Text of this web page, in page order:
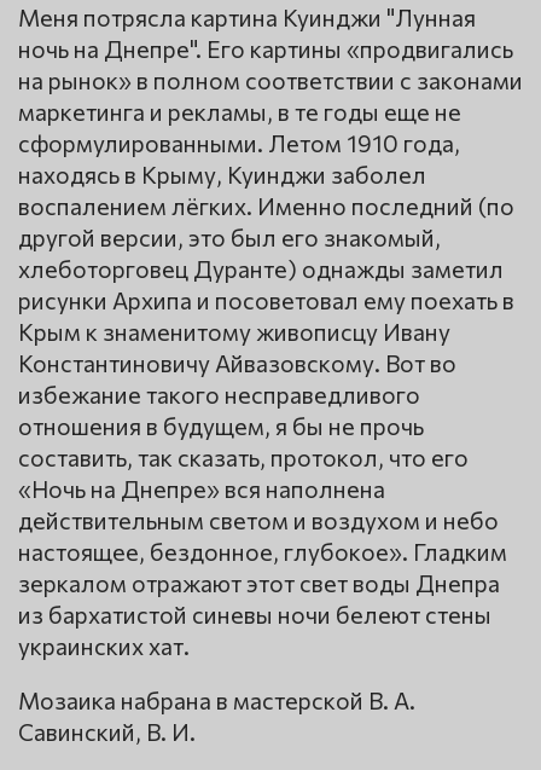
Меня потрясла картина Куинджи "Лунная
ночь на Днепре". Его картины «продвигались
на рынок» в полном соответствии с законами
маркетинга и рекламы, в те годы еще не
сформулированными. Летом 1910 года,
находясь в Крыму, Куинджи заболел
воспалением лёгких. Именно последний (по
другой версии, это был его знакомый,
хлеботорговец Дуранте) однажды заметил
рисунки Архипа и посоветовал ему поехать в
Крым к знаменитому живописцу Ивану
Константиновичу Айвазовскому. Вот во
избежание такого несправедливого
отношения в будущем, я бы не прочь
составить, так сказать, протокол, что его
«Ночь на Днепре» вся наполнена
действительным светом и воздухом и небо
настоящее, бездонное, глубокое». Гладким
зеркалом отражают этот свет воды Днепра
из бархатистой синевы ночи белеют стены
украинских хат.
Мозаика набрана в мастерской В. А.
Савинский, В. И.